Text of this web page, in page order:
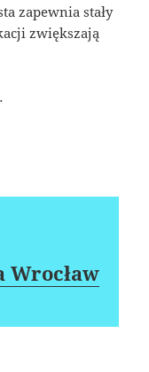
zapewnia stały
zwiększają